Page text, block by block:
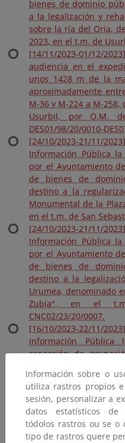
bienes de dominio
a la legalización y
sobre la ría del Oria,
2023, en el t.m. de
[14/11/2023-01/12/
audiencia en el
unos 1428 m de la
aproximadamente
M-36 y M-224 a M-
Usurbil, por O.M.
DES01/98/20/0010-
[24/10/2023-21/11/
Información Pública
por el Ayuntamiento
de bienes de
destino a la
Monumental de la
en el t.m. de San
[24/10/2023-21/11/
Información Pública
por el Ayuntamiento
de bienes de
destino a la
Urumea, denominado
Zubia", en el
CNC02/23/20/0007.
[16/10/2023-22/11/
Información
concesión de
marítimo-terrestre,
Sebastián mediante
destino a la
“Proyecto Modificado
Enea y Riberas de
Sebastián”, en el
Información sobre o
utiliza rastros propios
sesión, personalizar a
datos estatísticos de
tódolos rastros ou se o
tipo de rastros quere